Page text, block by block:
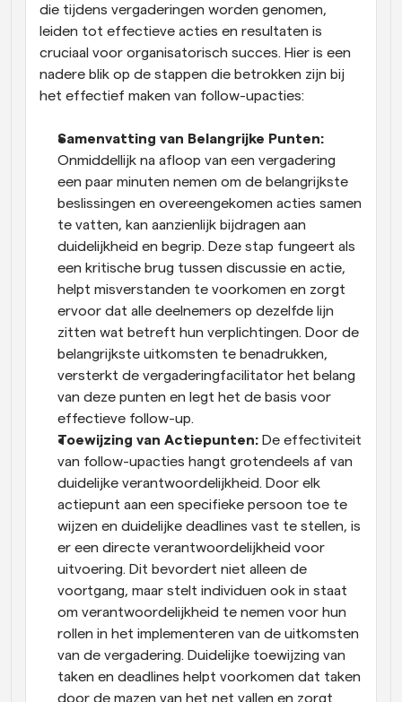
die tijdens vergaderingen worden genomen,
leiden tot effectieve acties en resultaten is
cruciaal voor organisatorisch succes. Hier is een
nadere blik op de stappen die betrokken zijn bij
het effectief maken van follow-upacties:
Samenvatting van Belangrijke Punten:
Onmiddellijk na afloop van een vergadering
een paar minuten nemen om de belangrijkste
beslissingen en overeengekomen acties samen
te vatten, kan aanzienlijk bijdragen aan
duidelijkheid en begrip. Deze stap fungeert als
een kritische brug tussen discussie en actie,
helpt misverstanden te voorkomen en zorgt
ervoor dat alle deelnemers op dezelfde lijn
zitten wat betreft hun verplichtingen. Door de
belangrijkste uitkomsten te benadrukken,
versterkt de vergaderingfacilitator het belang
van deze punten en legt het de basis voor
effectieve follow-up.
Toewijzing van Actiepunten: De effectiviteit
van follow-upacties hangt grotendeels af van
duidelijke verantwoordelijkheid. Door elk
actiepunt aan een specifieke persoon toe te
wijzen en duidelijke deadlines vast te stellen, is
er een directe verantwoordelijkheid voor
uitvoering. Dit bevordert niet alleen de
voortgang, maar stelt individuen ook in staat
om verantwoordelijkheid te nemen voor hun
rollen in het implementeren van de uitkomsten
van de vergadering. Duidelijke toewijzing van
taken en deadlines helpt voorkomen dat taken
door de mazen van het net vallen en zorgt